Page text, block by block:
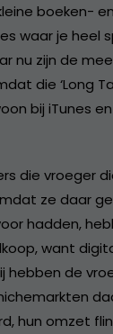
boeken- en
waar je heel
nu zijn de
die ‘Long
bij iTunes
die vroeger die
ze daar
hadden,
want
hebben de
hun omzet